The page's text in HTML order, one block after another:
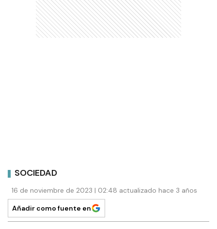
SOCIEDAD
16 de noviembre de 2023 | 02:48 actualizado hace 3 años
Añadir como fuente en